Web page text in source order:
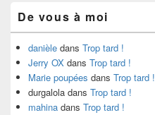
De vous à moi
danièle dans Trop tard !
Jerry OX dans Trop tard !
Marie poupées dans Trop tard !
durgalola dans Trop tard !
mahina dans Trop tard !